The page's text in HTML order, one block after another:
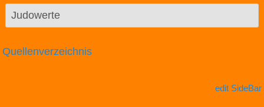
Judowerte
Quellenverzeichnis
edit SideBar